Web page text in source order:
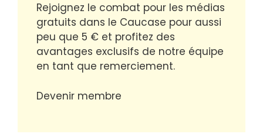
Rejoignez le combat pour les médias
gratuits dans le Caucase pour aussi
peu que 5 € et profitez des
avantages exclusifs de notre équipe
en tant que remerciement.
Devenir membre